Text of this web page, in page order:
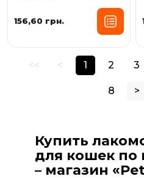
156,60 грн.
<< < 1 2 3
8 >
Купить
для кошек по
– магазин